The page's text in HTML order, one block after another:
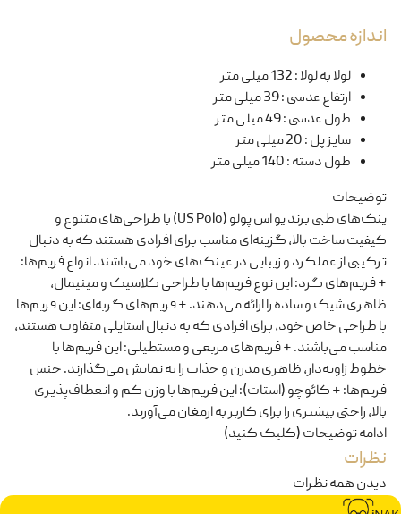
اندازه محصول
لولا به لولا:132 میلی متر
ارتفاع عدسی:39 میلی متر
طول عدسی:49 میلی متر
سایز پل:20 میلی متر
طول دسته:140 میلی متر
توضیحات
ینک‌های طبی برند یو اس پولو (US Polo) با طراحی‌های متنوع و
کیفیت ساخت بالا، گزینه‌ای مناسب برای افرادی هستند که به دنبال
ترکیبی از عملکرد و زیبایی در عینک‌های خود می‌باشند. انواع فریم‌ها:
+ فریم‌های گرد: این نوع فریم‌ها با طراحی کلاسیک و مینیمال،
ظاهری شیک و ساده را ارائه می‌دهند. + فریم‌های گربه‌ای: این فریم‌ها
با طراحی خاص خود، برای افرادی که به دنبال استایلی متفاوت هستند،
مناسب می‌باشند. + فریم‌های مربعی و مستطیلی: این فریم‌ها با
خطوط زاویه‌دار، ظاهری مدرن و جذاب را به نمایش می‌گذارند. جنس
فریم‌ها: + کائوچو (استات): این فریم‌ها با وزن کم و انعطاف‌پذیری
بالا، راحتی بیشتری را برای کاربر به ارمغان می‌آورند.
ادامه توضیحات (کلیک کنید)
نظرات
دیدن همه نظرات